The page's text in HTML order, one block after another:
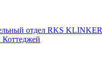
отдел RKS KLINKER